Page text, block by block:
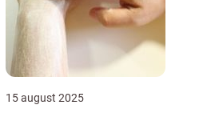
15 august 2025